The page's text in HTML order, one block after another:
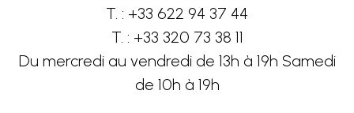
T. : +33 622 94 37 44
T. : +33 320 73 38 11
Du mercredi au vendredi de 13h à 19h Samedi
de 10h à 19h